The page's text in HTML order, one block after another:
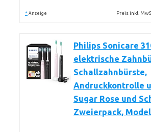
* Anzeige Preis inkl.
Philips Sonicare
elektrische
Schallzahnbürste,
Andruckkontrolle
Sugar Rose und
Zweierpack,